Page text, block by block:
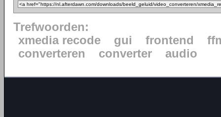
Trefwoorden:
xmedia recode
gui frontend
converteren
converter audio